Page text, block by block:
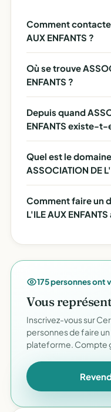
Comment
AUX ENFANTS ?
Où se trouve
ENFANTS ?
Depuis quand
ENFANTS existe-t-
Quel est le
ASSOCIATION DE
Comment faire un
L'ILE AUX
175 personnes ont
Vous
Inscrivez-vous sur
personnes de faire
plateforme. Compte